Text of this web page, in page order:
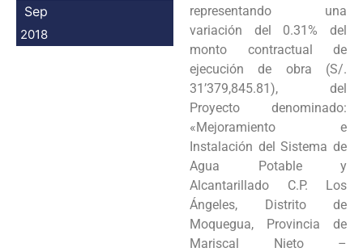
Sep
2018
representando una
variación del 0.31% del
monto contractual de
ejecución de obra (S/.
31’379,845.81), del
Proyecto denominado:
«Mejoramiento e
Instalación del Sistema de
Agua Potable y
Alcantarillado C.P. Los
Ángeles, Distrito de
Moquegua, Provincia de
Mariscal Nieto –